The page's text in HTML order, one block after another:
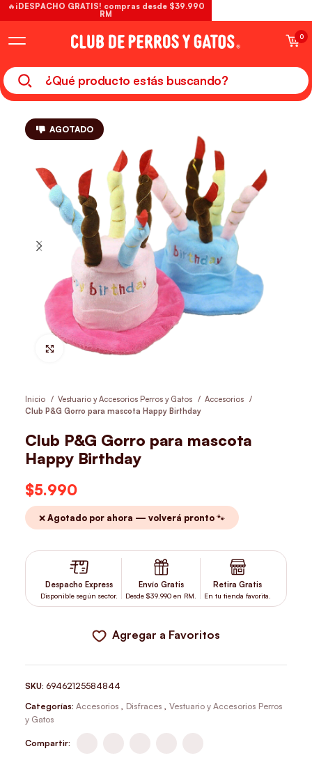
0
AGOTADO
Hacer Zoom
Inicio Vestuario y Accesorios Perros y Gatos
Accesorios
Club P&G Gorro para mascota Happy Birthday
Club P&G Gorro para mascota
Happy Birthday
$5.990
❌ Agotado por ahora — volverá pronto 🐾
Despacho Express
Disponible según sector.
Envío Gratis
Desde $39.990 en RM.
Retira Gratis
En tu tienda favorita.
Agregar a Favoritos
SKU:69462125584844
Categorías: Accesorios Disfraces
Vestuario y Accesorios Perros
y Gatos
Compartir:
🔥¡DESPACHO GRATIS! compras desde $39.990
RM